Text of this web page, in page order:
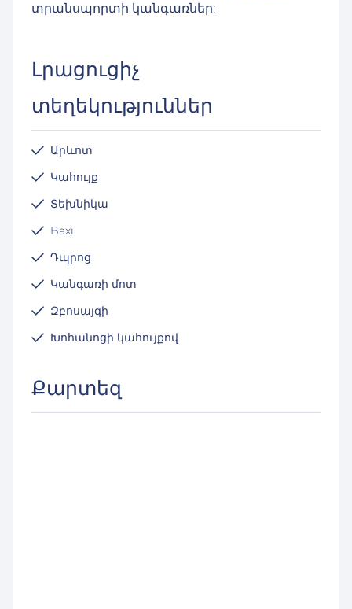
տրանսպորտի կանգառներ:
Լրացուցիչ
տեղեկություններ
Արևոտ
Կահույք
Տեխնիկա
Baxi
Դպրոց
Կանգառի մոտ
Զբոսայգի
Խոհանոցի կահույքով
Քարտեզ